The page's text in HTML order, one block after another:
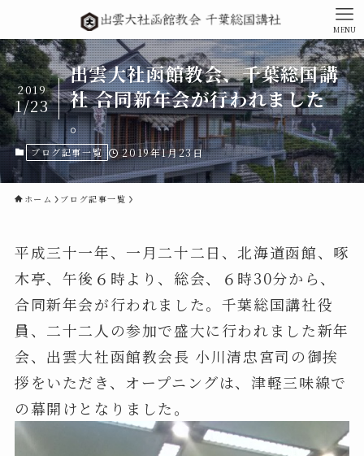
MENU
出雲大社函館教会、千葉総国講
社 合同新年会が行われました
。
2019
1/23
ブログ記事一覧 2019年1月23日
ホーム ブログ記事一覧
平成三十一年、一月二十二日、北海道函館、啄
木亭、午後６時より、総会、６時30分から、
合同新年会が行われました。千葉総国講社役
員、二十二人の参加で盛大に行われました新年
会、出雲大社函館教会長 小川清忠宮司の御挨
拶をいただき、オープニングは、津軽三味線で
の幕開けとなりました。